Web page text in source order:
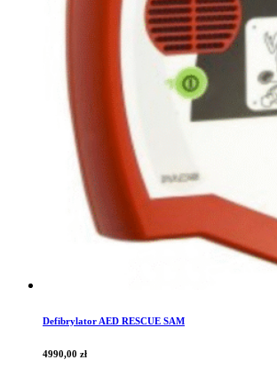
Defibrylator AED RESCUE SAM
4990,00 zł